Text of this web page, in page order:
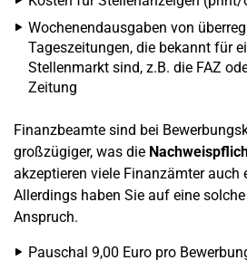
Wochenendausgaben von
Tageszeitungen, die bekannt für
Stellenmarkt sind, z.B. die FAZ
Zeitung
Finanzbeamte sind bei
großzügiger, was die
akzeptieren viele Finanzämter auch
Allerdings haben Sie auf eine
Anspruch.
Pauschal 9,00 Euro pro